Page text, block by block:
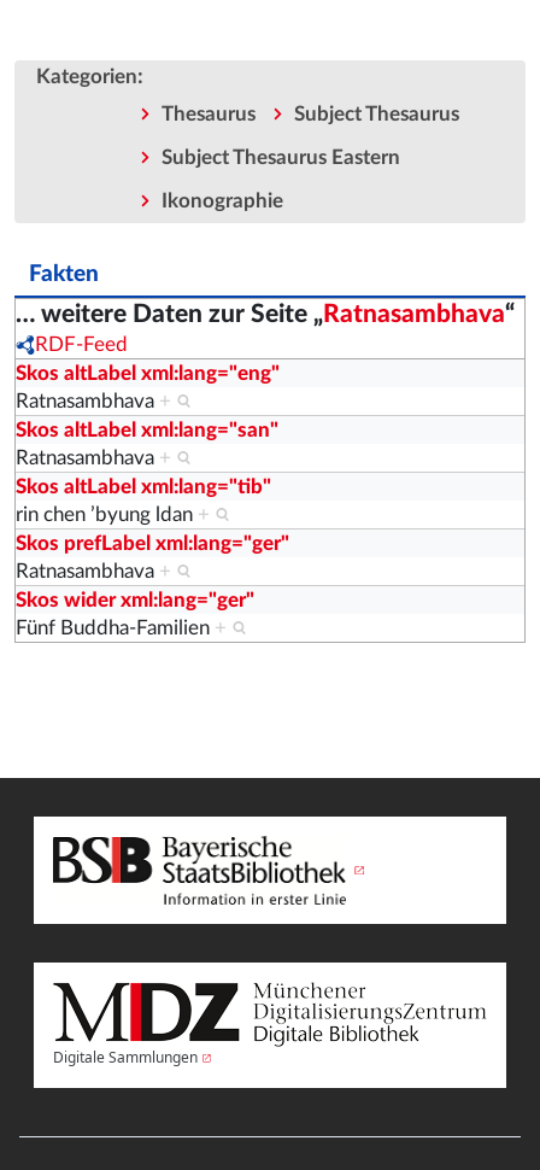
Kategorien:
Thesaurus Subject Thesaurus
Subject Thesaurus Eastern
Ikonographie
Fakten
… weitere Daten zur Seite „Ratnasambhava“
RDF-Feed
Skos altLabel xml:lang="eng"
Ratnasambhava +
Skos altLabel xml:lang="san"
Ratnasambhava +
Skos altLabel xml:lang="tib"
rin chen ’byung ldan +
Skos prefLabel xml:lang="ger"
Ratnasambhava +
Skos wider xml:lang="ger"
Fünf Buddha-Familien +
Digitale Sammlungen